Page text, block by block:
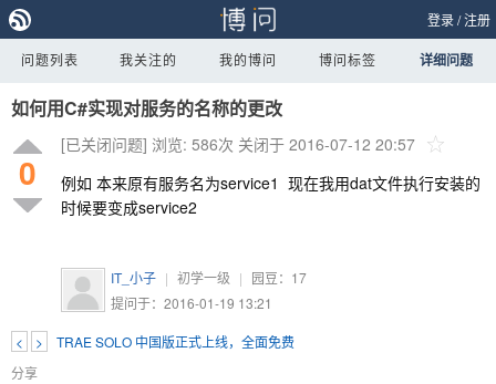
登录/注册
问题列表 我关注的 我的博问 博问标签 详细问题
如何用C#实现对服务的名称的更改
0
[已关闭问题] 浏览: 586次 关闭于 2016-07-12 20:57
例如 本来原有服务名为service1 现在我用dat文件执行安装的
时候要变成service2
IT_小子 | 初学一级 | 园豆： 17
提问于：2016-01-19 13:21
< >
TRAE SOLO 中国版正式上线，全面免费
分享